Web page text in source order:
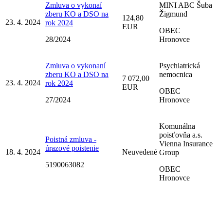
23. 4. 2024
Zmluva o vykonaí
zberu KO a DSO na
rok 2024
28/2024
124,80
EUR
MINI ABC Šuba
Žigmund
OBEC
Hronovce
23. 4. 2024
Zmluva o vykonaní
zberu KO a DSO na
rok 2024
27/2024
7 072,00
EUR
Psychiatrická
nemocnica
OBEC
Hronovce
18. 4. 2024
Poistná zmluva -
úrazové poistenie
5190063082
Neuvedené
Komunálna
poisťovňa a.s.
Vienna Insurance
Group
OBEC
Hronovce